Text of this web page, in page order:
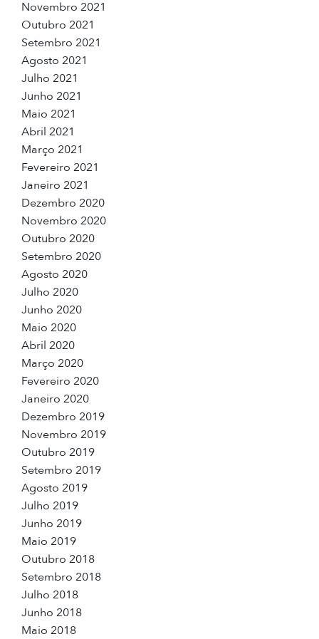
Novembro 2021
Outubro 2021
Setembro 2021
Agosto 2021
Julho 2021
Junho 2021
Maio 2021
Abril 2021
Março 2021
Fevereiro 2021
Janeiro 2021
Dezembro 2020
Novembro 2020
Outubro 2020
Setembro 2020
Agosto 2020
Julho 2020
Junho 2020
Maio 2020
Abril 2020
Março 2020
Fevereiro 2020
Janeiro 2020
Dezembro 2019
Novembro 2019
Outubro 2019
Setembro 2019
Agosto 2019
Julho 2019
Junho 2019
Maio 2019
Outubro 2018
Setembro 2018
Julho 2018
Junho 2018
Maio 2018